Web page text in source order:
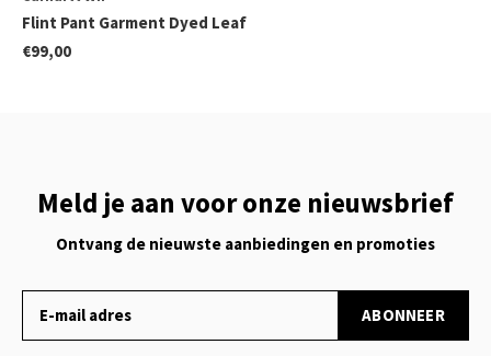
Flint Pant Garment Dyed Leaf
€99,00
Meld je aan voor onze nieuwsbrief
Ontvang de nieuwste aanbiedingen en promoties
ABONNEER